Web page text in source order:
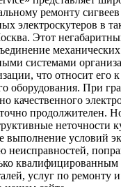
ремонту
электроскутеров в
Этот
системами
что относит его
оборудования. При
качественного
продолжителен.
неточности
выполнение условий
неисправностей,
услуг по ремонту